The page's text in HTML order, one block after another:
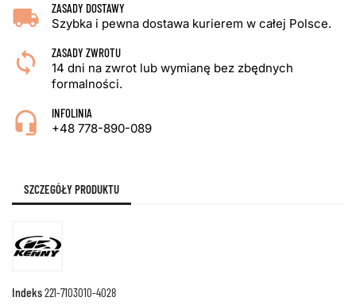
ZASADY DOSTAWY
Szybka i pewna dostawa kurierem w całej Polsce.
ZASADY ZWROTU
14 dni na zwrot lub wymianę bez zbędnych
formalności.
INFOLINIA
+48 778-890-089
SZCZEGÓŁY PRODUKTU
Indeks221-7103010-4028